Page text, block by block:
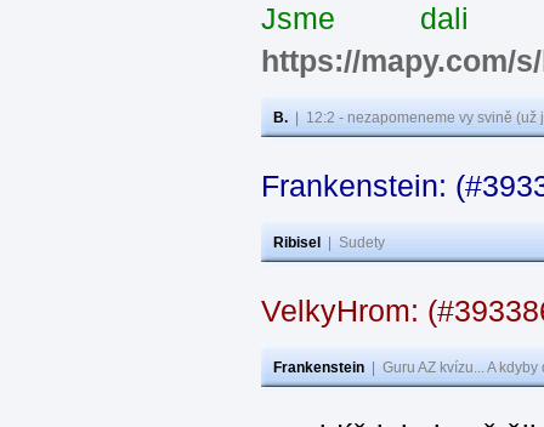
Jsme dali
https://mapy.com/
B. 12:2 - nezapomeneme vy svině
Frankenstein:
Ribisel Sudety
VelkyHrom:
Frankenstein Guru AZ kvízu... A